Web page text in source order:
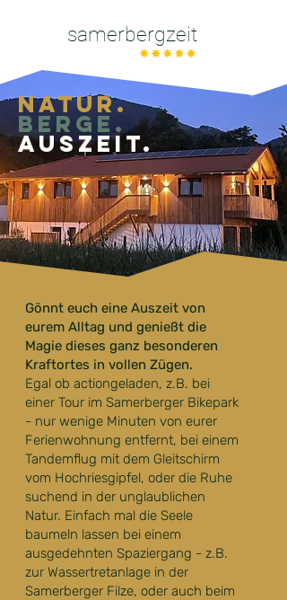
samerbergzeit
Natur.
berge.
auszeit.
Gönnt euch eine Auszeit von
eurem Alltag und genießt die
Magie dieses ganz besonderen
Kraftortes in vollen Zügen.
Egal ob actiongeladen, z.B. bei
einer Tour im Samerberger Bikepark
- nur wenige Minuten von eurer
Ferienwohnung entfernt, bei einem
Tandemflug mit dem Gleitschirm
vom Hochriesgipfel, oder die Ruhe
suchend in der unglaublichen
Natur. Einfach mal die Seele
baumeln lassen bei einem
ausgedehnten Spaziergang - z.B.
zur Wassertretanlage in der
Samerberger Filze, oder auch beim